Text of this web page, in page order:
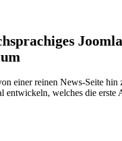
einer reinen News-Seite hin
entwickeln, welches die erste